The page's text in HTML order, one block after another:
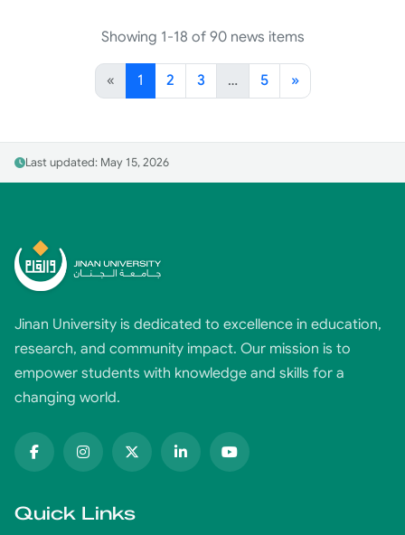
Showing 1-18 of 90 news items
« 1 2 3 … 5 »
Last updated: May 15, 2026
Jinan University is dedicated to excellence in education,
research, and community impact. Our mission is to
empower students with knowledge and skills for a
changing world.
Quick Links